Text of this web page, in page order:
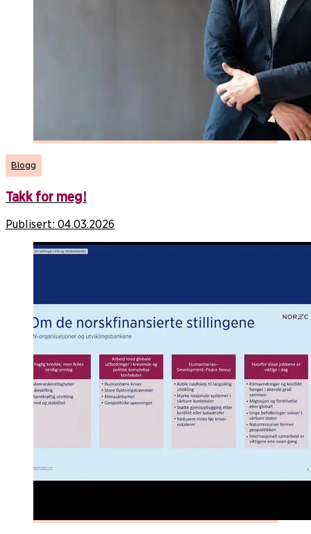
Blogg
Takk for meg!
Publisert: 04.03.2026